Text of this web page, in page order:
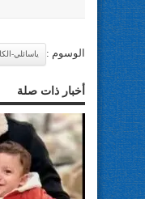
الوسوم : ياسائلي-
أخبار ذات صلة